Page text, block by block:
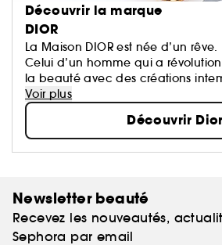
Découvrir la marque
DIOR
La Maison DIOR est née d’un rêve.
Celui d’un homme qui a
la beauté avec des créations
devenues des icônes.
Chaque création de la Maison
son rêve qui oeuvre pour un
plus heureux.
Voir plus
Découvrir Dior
Newsletter beauté
Recevez les nouveautés,
Sephora par email